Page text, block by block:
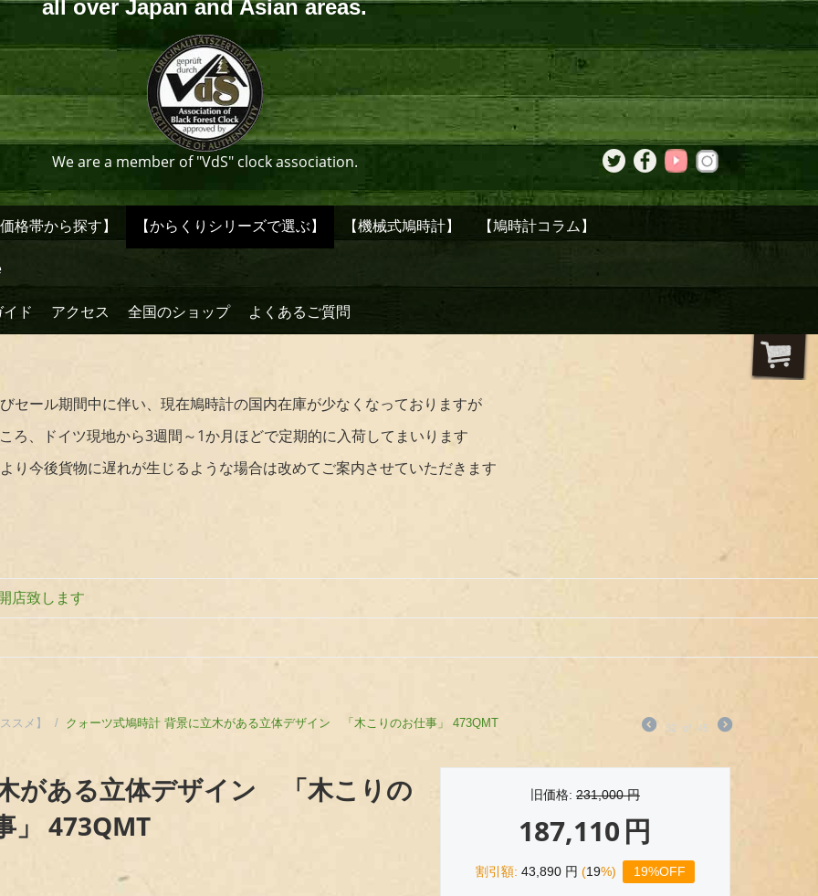
all over Japan and Asian areas.
We are a member of "VdS" clock association.
格帯から探す】 【からくりシリーズで選ぶ】 【機械式鳩時計】 【鳩時計コラム】
ド アクセス 全国のショップ よくあるご質問
セール期間中に伴い、現在鳩時計の国内在庫が少なくなっておりますが
ろ、ドイツ現地から3週間～1か月ほどで定期的に入荷してまいります
り今後貨物に遅れが生じるような場合は改めてご案内させていただきます
店致します
スメ】 / クォーツ式鳩時計 背景に立木がある立体デザイン 「木こりのお仕事」 473QMT 32 of 45
がある立体デザイン 「木こりの
」 473QMT
旧価格: 231,000 円
187,110円
割引額: 43,890 円 (19%) 19%OFF